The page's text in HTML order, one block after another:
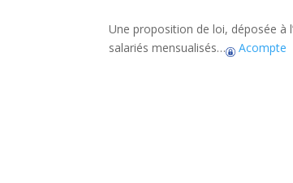
Une proposition de loi, déposée à
salariés mensualisés…
Acompte